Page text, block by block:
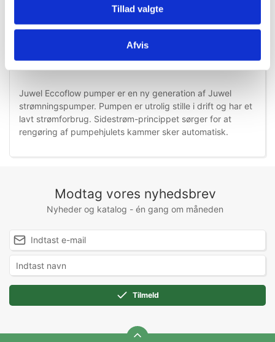
Tillad valgte
Afvis
Juwel Eccoflow pumper er en ny generation af Juwel
strømningspumper. Pumpen er utrolig stille i drift og har et
lavt strømforbrug. Sidestrøm-princippet sørger for at
rengøring af pumpehjulets kammer sker automatisk.
Modtag vores nyhedsbrev
Nyheder og katalog - én gang om måneden
Tilmeld